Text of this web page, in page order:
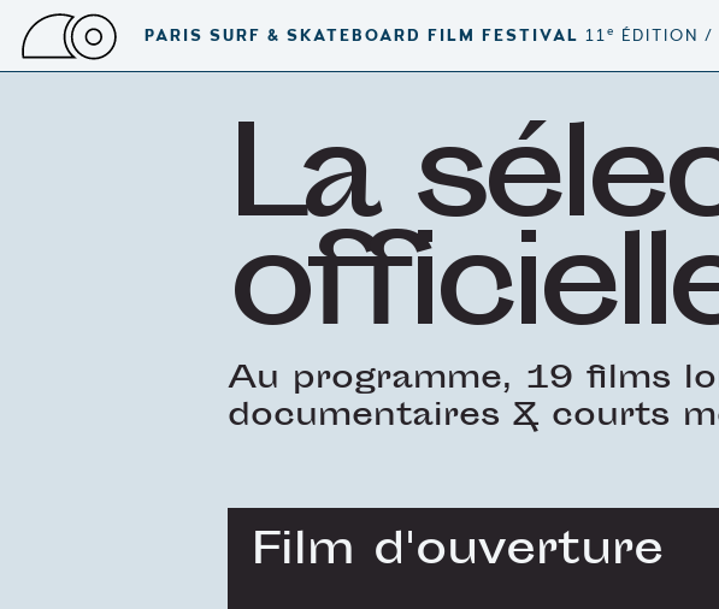
PARIS SURF & SKATEBOARD FILM FESTIVAL 11e ÉDITION
La
Au programme, 19 films
documentaires & courts
Film d'ouverture